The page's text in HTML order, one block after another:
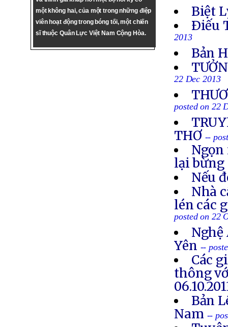
một không hai, của một trong những điệp
viên hoạt động trong bóng tối, một chiến
sĩ thuộc Quân Lực Việt Nam Cộng Hòa.
Biệt
Ðiếu
2013
Bản
22 Dec 2013
posted on 22
THƠ --
lại bừng
Nếu
Nhà
lén các
posted on 22
Nghệ
Yên --
Các
thông
Bản
Nam --